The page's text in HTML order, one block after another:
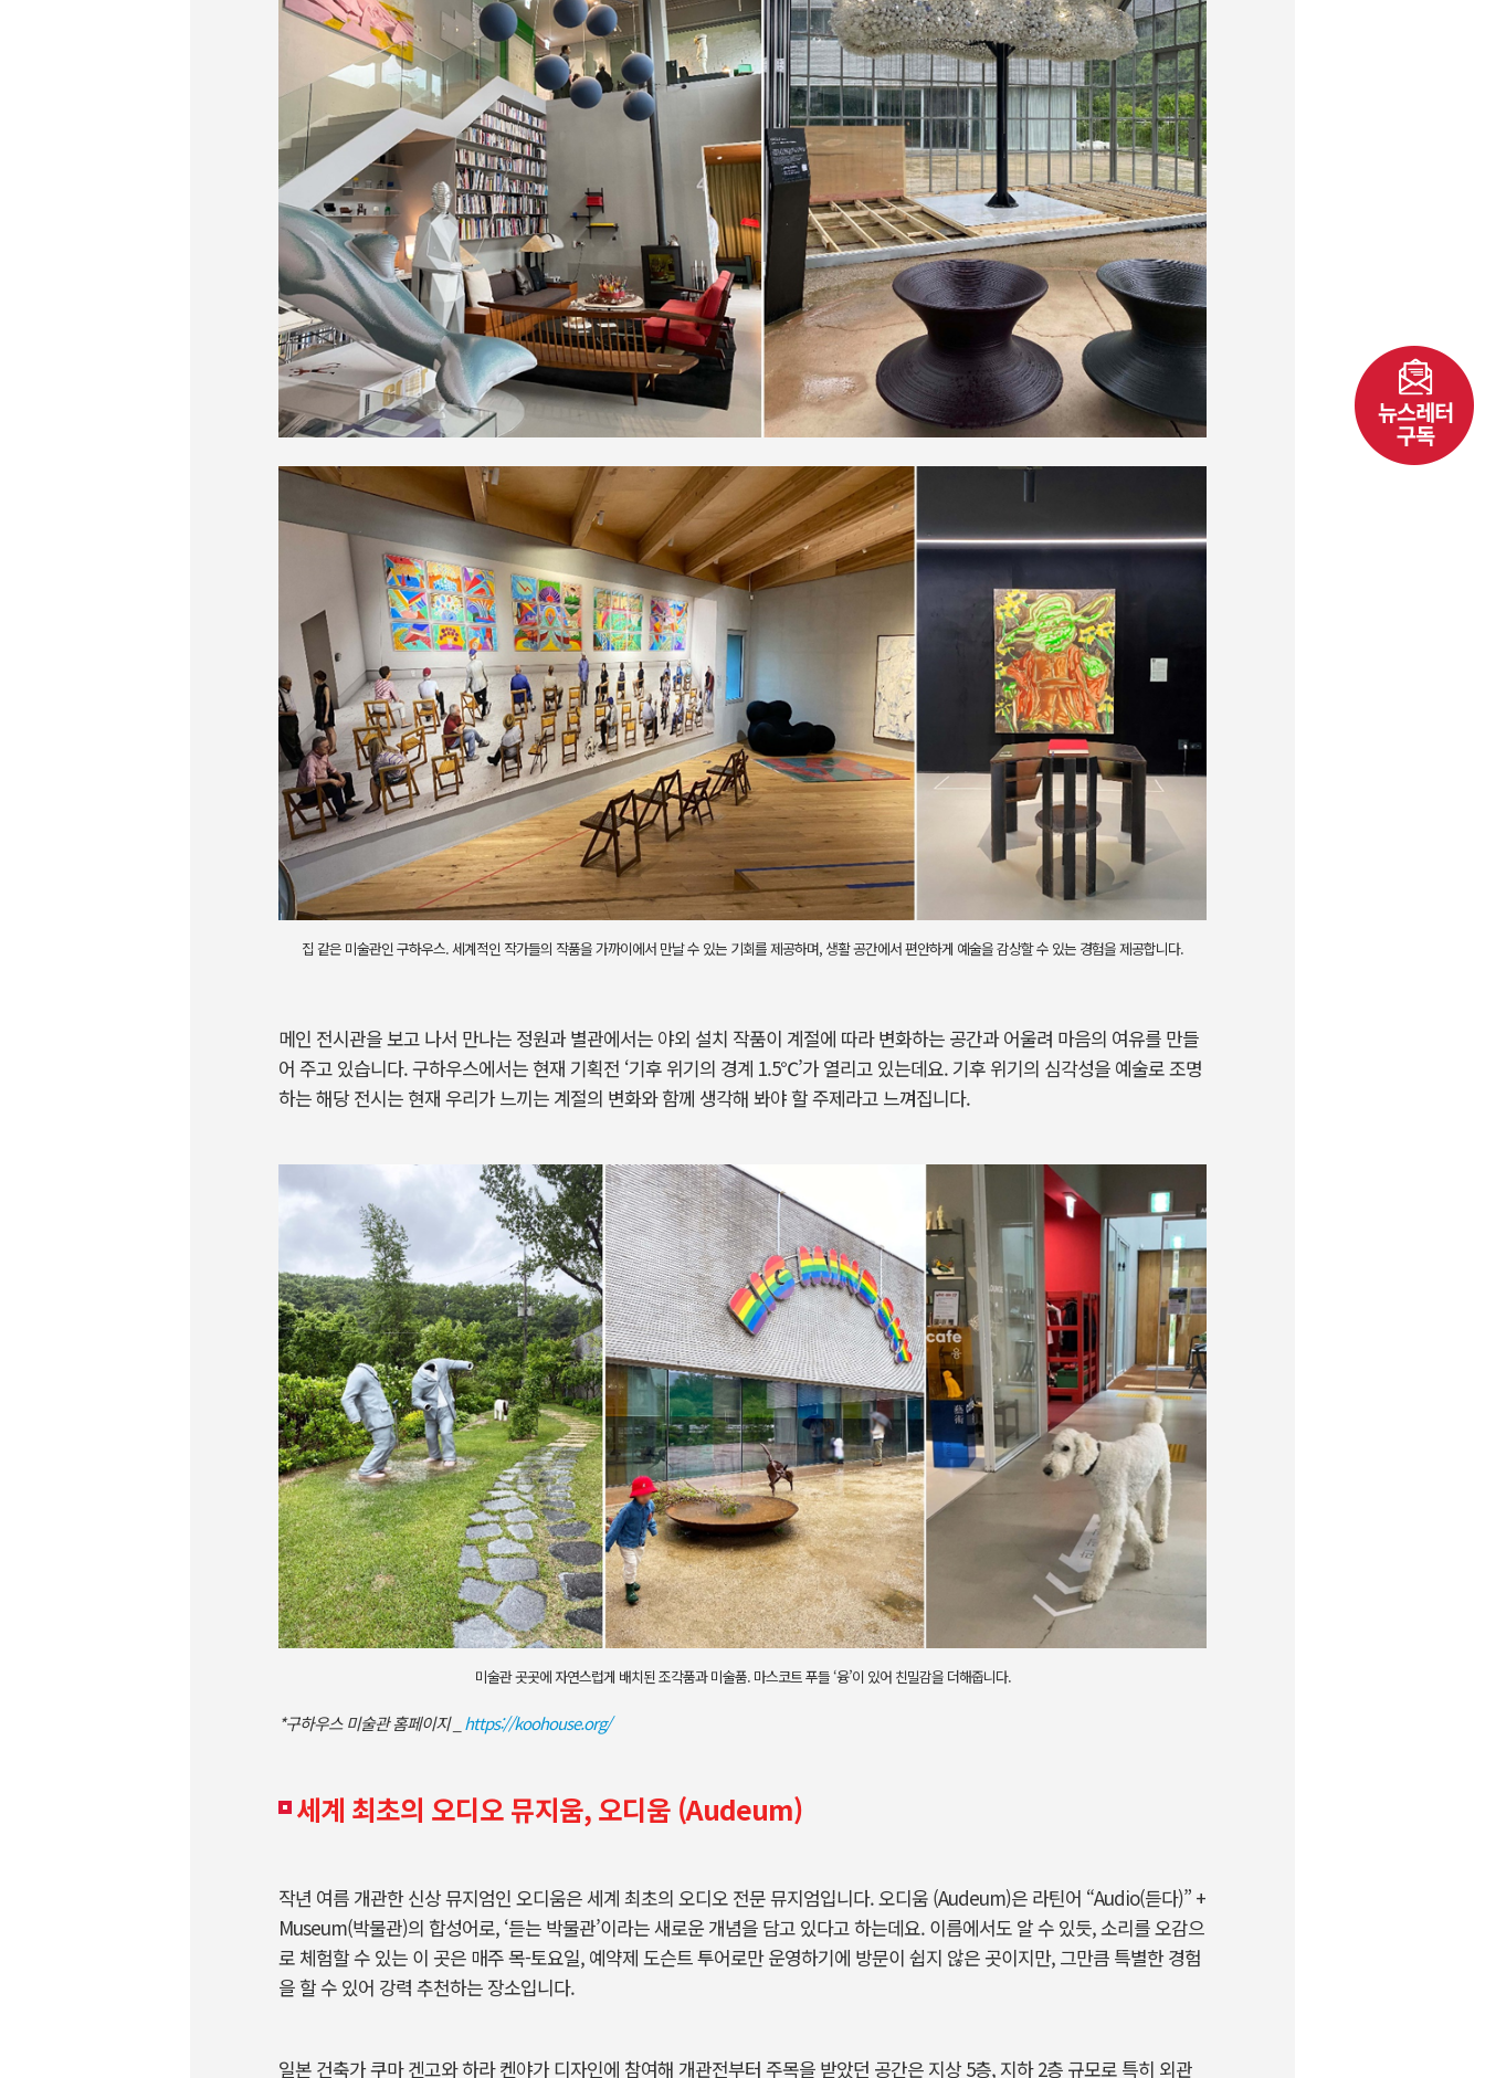
집 같은 미술관인 구하우스. 세계적인 작가들의 작품을 가까이에서 만날 수 있는 기회를 제공하며, 생활 공간에서 편안하게 예술을 감상할 수 있는 경험을 제공합니다.
메인 전시관을 보고 나서 만나는 정원과 별관에서는 야외 설치 작품이 계절에 따라 변화하는 공간과 어울려 마음의 여유를 만들
어 주고 있습니다. 구하우스에서는 현재 기획전 ‘기후 위기의 경계 1.5℃’가 열리고 있는데요. 기후 위기의 심각성을 예술로 조명
하는 해당 전시는 현재 우리가 느끼는 계절의 변화와 함께 생각해 봐야 할 주제라고 느껴집니다.
미술관 곳곳에 자연스럽게 배치된 조각품과 미술품. 마스코트 푸들 ‘융’이 있어 친밀감을 더해줍니다.
*구하우스 미술관 홈페이지 _ https://koohouse.org/
세계 최초의 오디오 뮤지움, 오디움 (Audeum)
작년 여름 개관한 신상 뮤지엄인 오디움은 세계 최초의 오디오 전문 뮤지엄입니다. 오디움 (Audeum)은 라틴어 “Audio(듣다)” +
Museum(박물관)의 합성어로, ‘듣는 박물관’이라는 새로운 개념을 담고 있다고 하는데요. 이름에서도 알 수 있듯, 소리를 오감으
로 체험할 수 있는 이 곳은 매주 목-토요일, 예약제 도슨트 투어로만 운영하기에 방문이 쉽지 않은 곳이지만, 그만큼 특별한 경험
을 할 수 있어 강력 추천하는 장소입니다.
일본 건축가 쿠마 겐고와 하라 켄야가 디자인에 참여해 개관전부터 주목을 받았던 공간은 지상 5층, 지하 2층 규모로 특히 외관